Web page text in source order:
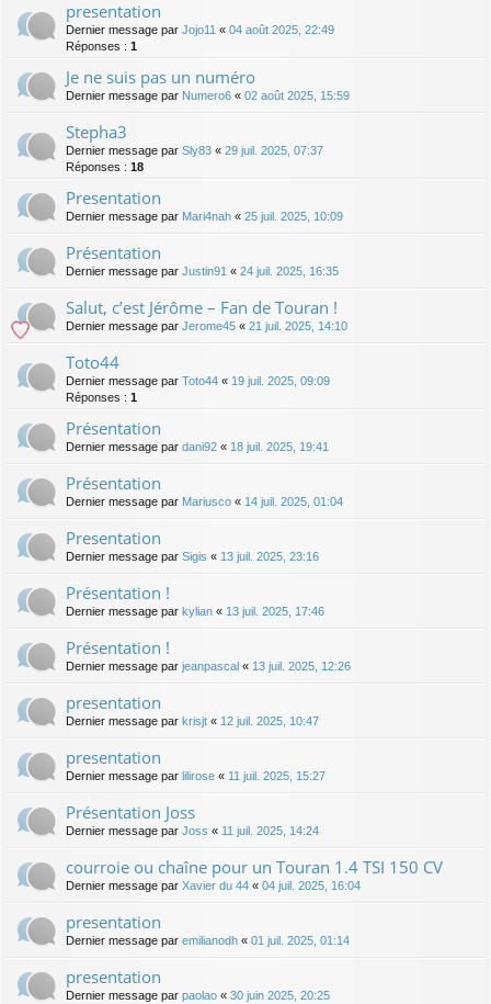
presentation
Dernier message par Jojo11 « 04 août 2025, 22:49
Réponses : 1
Je ne suis pas un numéro
Dernier message par Numero6 « 02 août 2025, 15:59
Stepha3
Dernier message par Sly83 « 29 juil. 2025, 07:37
Réponses : 18
Presentation
Dernier message par Mari4nah « 25 juil. 2025, 10:09
Présentation
Dernier message par Justin91 « 24 juil. 2025, 16:35
Salut, c’est Jérôme – Fan de Touran !
Dernier message par Jerome45 « 21 juil. 2025, 14:10
Toto44
Dernier message par Toto44 « 19 juil. 2025, 09:09
Réponses : 1
Présentation
Dernier message par dani92 « 18 juil. 2025, 19:41
Présentation
Dernier message par Mariusco « 14 juil. 2025, 01:04
Presentation
Dernier message par Sigis « 13 juil. 2025, 23:16
Présentation !
Dernier message par kylian « 13 juil. 2025, 17:46
Présentation !
Dernier message par jeanpascal « 13 juil. 2025, 12:26
presentation
Dernier message par krisjt « 12 juil. 2025, 10:47
presentation
Dernier message par lilirose « 11 juil. 2025, 15:27
Présentation Joss
Dernier message par Joss « 11 juil. 2025, 14:24
courroie ou chaîne pour un Touran 1.4 TSI 150 CV
Dernier message par Xavier du 44 « 04 juil. 2025, 16:04
presentation
Dernier message par emilianodh « 01 juil. 2025, 01:14
presentation
Dernier message par paolao « 30 juin 2025, 20:25